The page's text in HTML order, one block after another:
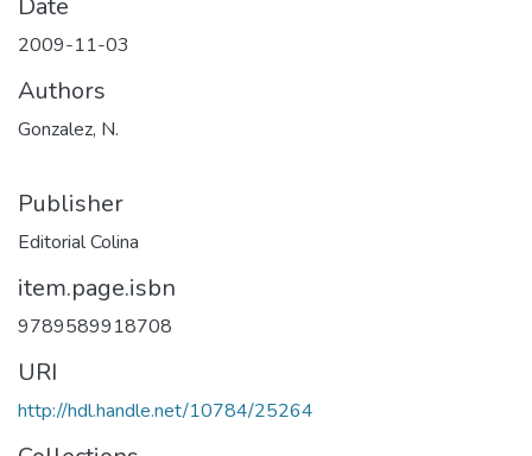
Date
2009-11-03
Authors
Gonzalez, N.
Publisher
Editorial Colina
item.page.isbn
9789589918708
URI
http://hdl.handle.net/10784/25264